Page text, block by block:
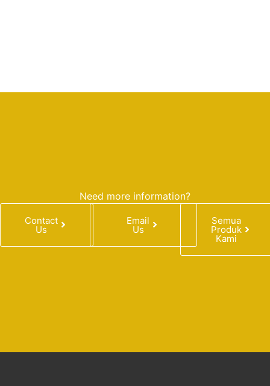
Need more information?
Contact
Us
Email
Us
Semua
Produk
Kami